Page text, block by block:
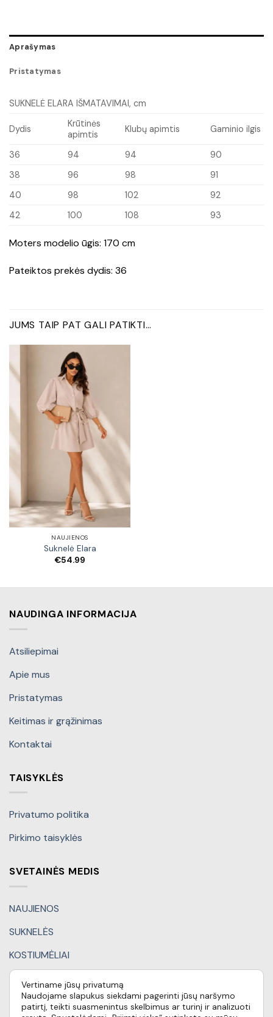
Aprašymas
Pristatymas
SUKNELĖ ELARA IŠMATAVIMAI, cm
Dydis
Krūtinės
apimtis
Klubų apimtis Gaminio ilgis
36 94 94
90
38
96 98
91
40
98 102
92
42
100 108 93
Moters modelio ūgis: 170 cm
Pateiktos prekės dydis: 36
JUMS TAIP PAT GALI PATIKTI…
NAUJIENOS
Suknelė Elara
€54.99
NAUDINGA INFORMACIJA
Atsiliepimai
Apie mus
Pristatymas
Keitimas ir grąžinimas
Kontaktai
TAISYKLĖS
Privatumo politika
Pirkimo taisyklės
SVETAINĖS MEDIS
NAUJIENOS
SUKNELĖS
KOSTIUMĖLIAI
KITI DRABUŽIAI
DOVANŲ KUPONAI
Vertiname jūsų privatumą
Naudojame slapukus siekdami pagerinti jūsų naršymo
patirtį, teikti suasmenintus skelbimus ar turinį ir analizuoti